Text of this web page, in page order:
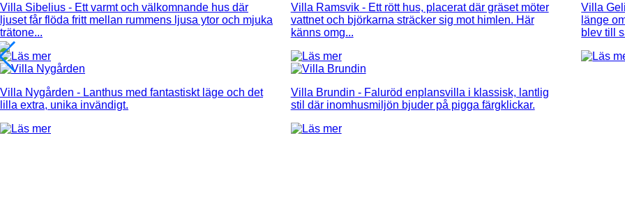
Villa Sibelius - Ett varmt och välkomnande hus där
ljuset får flöda fritt mellan rummens ljusa ytor och mjuka
trätone...
Villa Ramsvik- Ett rött hus, placerat där gräset möter
vattnet och björkarna sträcker sig mot himlen. Här
känns omg...
Villa
länge
blev till
Villa Nygården - Lanthus med fantastiskt läge och det
lilla extra, unika invändigt.
Villa Brundin - Faluröd enplansvilla i klassisk, lantlig
stil där inomhusmiljön bjuder på pigga färgklickar.